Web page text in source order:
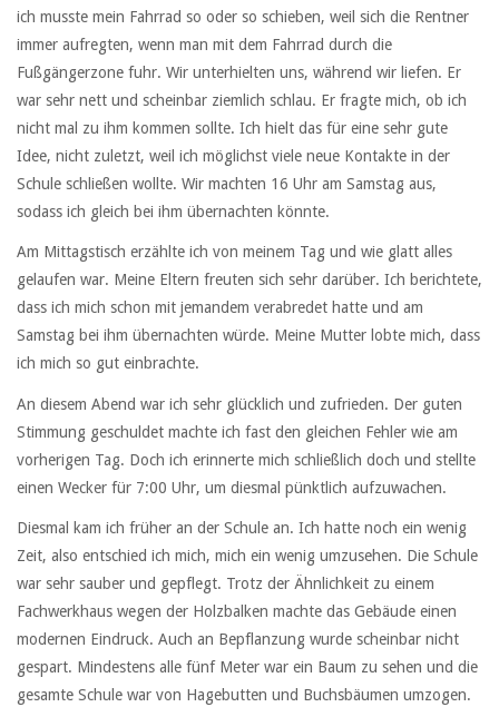
ich musste mein Fahrrad so oder so schieben, weil sich die Rentner
immer aufregten, wenn man mit dem Fahrrad durch die
Fußgängerzone fuhr. Wir unterhielten uns, während wir liefen. Er
war sehr nett und scheinbar ziemlich schlau. Er fragte mich, ob ich
nicht mal zu ihm kommen sollte. Ich hielt das für eine sehr gute
Idee, nicht zuletzt, weil ich möglichst viele neue Kontakte in der
Schule schließen wollte. Wir machten 16 Uhr am Samstag aus,
sodass ich gleich bei ihm übernachten könnte.
Am Mittagstisch erzählte ich von meinem Tag und wie glatt alles
gelaufen war. Meine Eltern freuten sich sehr darüber. Ich berichtete,
dass ich mich schon mit jemandem verabredet hatte und am
Samstag bei ihm übernachten würde. Meine Mutter lobte mich, dass
ich mich so gut einbrachte.
An diesem Abend war ich sehr glücklich und zufrieden. Der guten
Stimmung geschuldet machte ich fast den gleichen Fehler wie am
vorherigen Tag. Doch ich erinnerte mich schließlich doch und stellte
einen Wecker für 7:00 Uhr, um diesmal pünktlich aufzuwachen.
Diesmal kam ich früher an der Schule an. Ich hatte noch ein wenig
Zeit, also entschied ich mich, mich ein wenig umzusehen. Die Schule
war sehr sauber und gepflegt. Trotz der Ähnlichkeit zu einem
Fachwerkhaus wegen der Holzbalken machte das Gebäude einen
modernen Eindruck. Auch an Bepflanzung wurde scheinbar nicht
gespart. Mindestens alle fünf Meter war ein Baum zu sehen und die
gesamte Schule war von Hagebutten und Buchsbäumen umzogen.